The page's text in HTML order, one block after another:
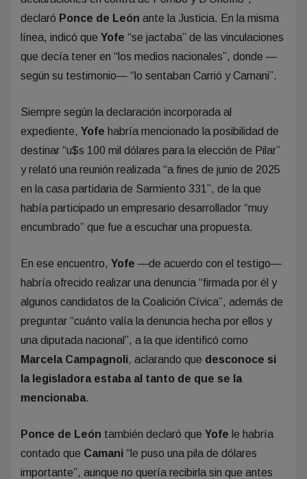
declaró Ponce de León ante la Justicia. En la misma
línea, indicó que Yofe “se jactaba” de las vinculaciones
que decía tener en “los medios nacionales”, donde —
según su testimonio— “lo sentaban Carrió y Camani”.
Siempre según la declaración incorporada al
expediente, Yofe habría mencionado la posibilidad de
destinar “u$s 100 mil dólares para la elección de Pilar”
y relató una reunión realizada “a fines de junio de 2025
en la casa partidaria de Sarmiento 331”, de la que
había participado un empresario desarrollador “muy
encumbrado” que fue a escuchar una propuesta.
En ese encuentro, Yofe —de acuerdo con el testigo—
habría ofrecido realizar una denuncia “firmada por él y
algunos candidatos de la Coalición Cívica”, además de
preguntar “cuánto valía la denuncia hecha por ellos y
una diputada nacional”, a la que identificó como
Marcela Campagnoli, aclarando que desconoce si
la legisladora estaba al tanto de que se la
mencionaba.
Ponce de León también declaró que Yofe le habría
contado que Camani “le puso una pila de dólares
importante”, aunque no quería recibirla sin que antes